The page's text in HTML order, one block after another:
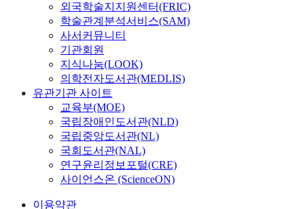
외국학술지지원센터(FRIC)
학술관계분석서비스(SAM)
사서커뮤니티
기관회원
지식나눔(LOOK)
의학전자도서관(MEDLIS)
유관기관 사이트
교육부(MOE)
국립장애인도서관(NLD)
국립중앙도서관(NL)
국회도서관(NAL)
연구윤리정보포털(CRE)
사이언스온 (ScienceON)
이용약관